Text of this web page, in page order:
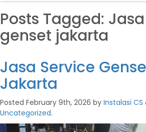
Posts Tagged:
genset jakarta
Jasa Service
Jakarta
Posted February 9th, 2026 by Instalasi CS
Uncategorized.